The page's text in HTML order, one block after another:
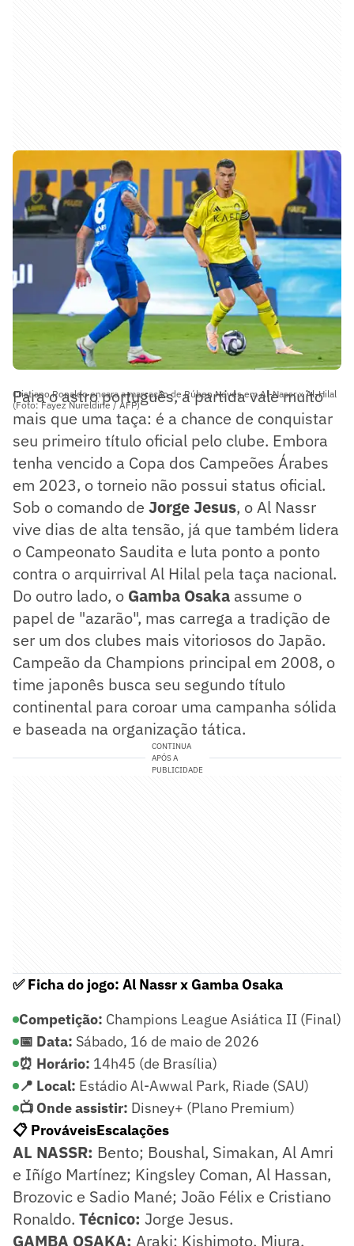
Cristiano Ronaldo encara a marcação de Rúben Neves em Al-Nassr x Al-Hilal
(Foto: Fayez Nureldine / AFP)
Para o astro português, a partida vale muito
mais que uma taça: é a chance de conquistar
seu primeiro título oficial pelo clube. Embora
tenha vencido a Copa dos Campeões Árabes
em 2023, o torneio não possui status oficial.
Sob o comando de Jorge Jesus, o Al Nassr
vive dias de alta tensão, já que também lidera
o Campeonato Saudita e luta ponto a ponto
contra o arquirrival Al Hilal pela taça nacional.
Do outro lado, o Gamba Osaka assume o
papel de "azarão", mas carrega a tradição de
ser um dos clubes mais vitoriosos do Japão.
Campeão da Champions principal em 2008, o
time japonês busca seu segundo título
continental para coroar uma campanha sólida
e baseada na organização tática.
CONTINUA
APÓS A
PUBLICIDADE
✅ Ficha do jogo: Al Nassr x Gamba Osaka
Competição: Champions League Asiática II (Final)
📅 Data: Sábado, 16 de maio de 2026
⏰ Horário: 14h45 (de Brasília)
📍 Local: Estádio Al-Awwal Park, Riade (SAU)
📺 Onde assistir: Disney+ (Plano Premium)
📋 ProváveisEscalações
AL NASSR: Bento; Boushal, Simakan, Al Amri
e Iñígo Martínez; Kingsley Coman, Al Hassan,
Brozovic e Sadio Mané; João Félix e Cristiano
Ronaldo. Técnico: Jorge Jesus.
GAMBA OSAKA: Araki; Kishimoto, Miura,